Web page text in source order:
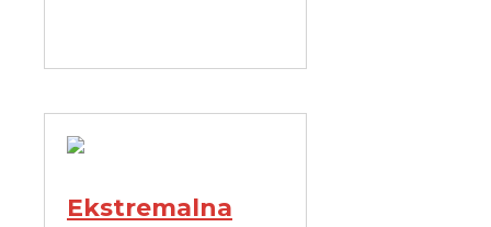
Ekstremalna